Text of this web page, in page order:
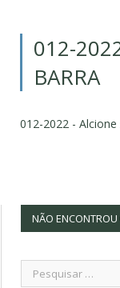
012-
BARRA
012-2022 -
NÃO